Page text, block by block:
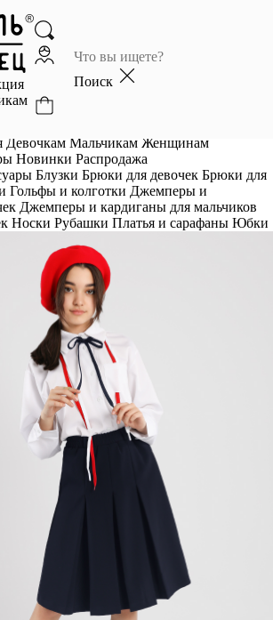
Поиск
Девочкам Мальчикам Женщинам
Новинки Распродажа
Блузки Брюки для девочек Брюки для
Гольфы и колготки Джемперы и
Джемперы и кардиганы для мальчиков
Носки Рубашки Платья и сарафаны Юбки